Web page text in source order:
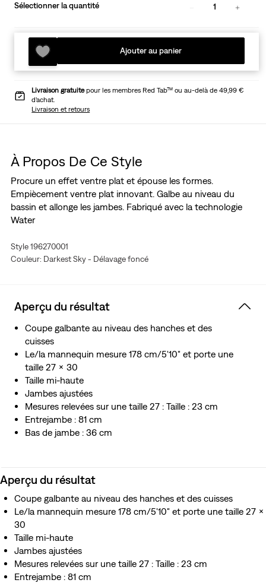
Sélectionner la quantité 1
Ajouter au panier
Livraison gratuitepour les membres Red Tab™ ou au-delà de 49,99 €
d’achat.
Livraison et retours
À Propos De Ce Style
Procure un effet ventre plat et épouse les formes.
Empiècement ventre plat innovant. Galbe au niveau du
bassin et allonge les jambes. Fabriqué avec la technologie
Water
Style 196270001
Couleur: Darkest Sky - Délavage foncé
Aperçu du résultat
Coupe galbante au niveau des hanches et des
cuisses
Le/la mannequin mesure 178 cm/5'10" et porte une
taille 27 x 30
Taille mi-haute
Jambes ajustées
Mesures relevées sur une taille 27 : Taille : 23 cm
Entrejambe : 81 cm
Bas de jambe : 36 cm
Aperçu du résultat
Coupe galbante au niveau des hanches et des cuisses
Le/la mannequin mesure 178 cm/5'10" et porte une taille 27 x
30
Taille mi-haute
Jambes ajustées
Mesures relevées sur une taille 27 : Taille : 23 cm
Entrejambe : 81 cm